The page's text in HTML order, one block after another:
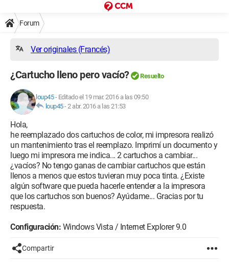
Forum
Ver originales (Francés)
¿Cartucho lleno pero vacío? Resuelto
loup45- Editado el 19 mar. 2016 a las 09:50
loup45-2 abr. 2016 a las 21:53
Hola,
he reemplazado dos cartuchos de color, mi impresora realizó
un mantenimiento tras el reemplazo. Imprimí un documento y
luego mi impresora me indica... 2 cartuchos a cambiar...
¿vacíos? No tengo ganas de cambiar cartuchos que están
llenos a menos que estos tuvieran muy poca tinta. ¿Existe
algún software que pueda hacerle entender a la impresora
que los cartuchos son buenos? Ayúdame... Gracias por tu
respuesta.
Configuración: Windows Vista / Internet Explorer 9.0
Compartir